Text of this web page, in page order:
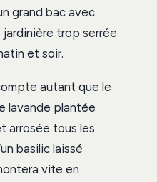
grand bac avec
jardinière trop serrée
et soir.
autant que le
lavande plantée
arrosée tous les
basilic laissé
vite en